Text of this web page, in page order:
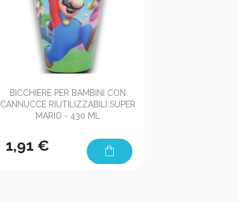
Anteprima
BICCHIERE PER BAMBINI CON
CANNUCCE RIUTILIZZABILI SUPER
MARIO - 430 ML
1,91 € shopping_bag